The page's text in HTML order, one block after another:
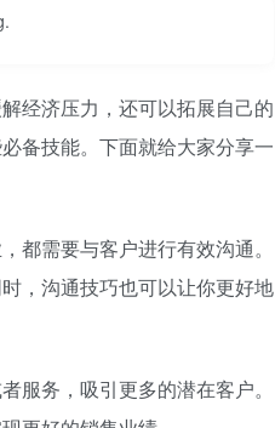
经济压力，还可以拓展自己的
备技能。下面就给大家分享一
都需要与客户进行有效沟通。
，沟通技巧也可以让你更好地
服务，吸引更多的潜在客户。